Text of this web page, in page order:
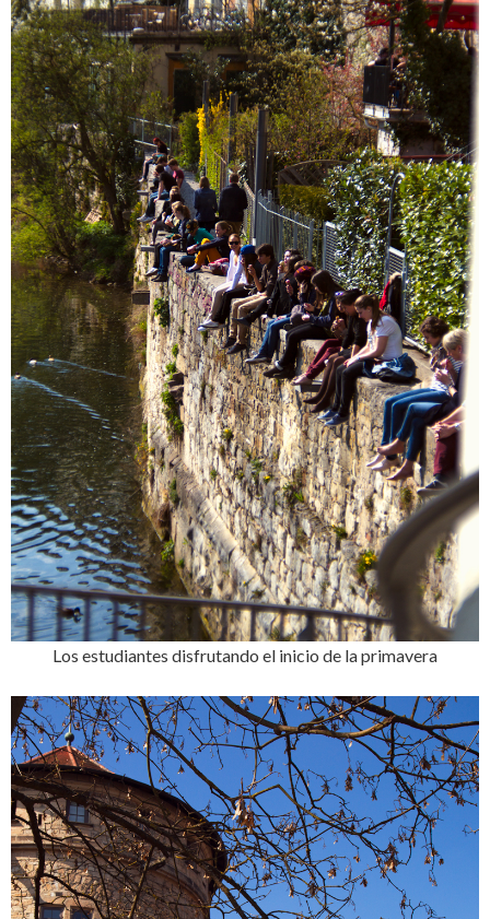
Los estudiantes disfrutando el inicio de la primavera